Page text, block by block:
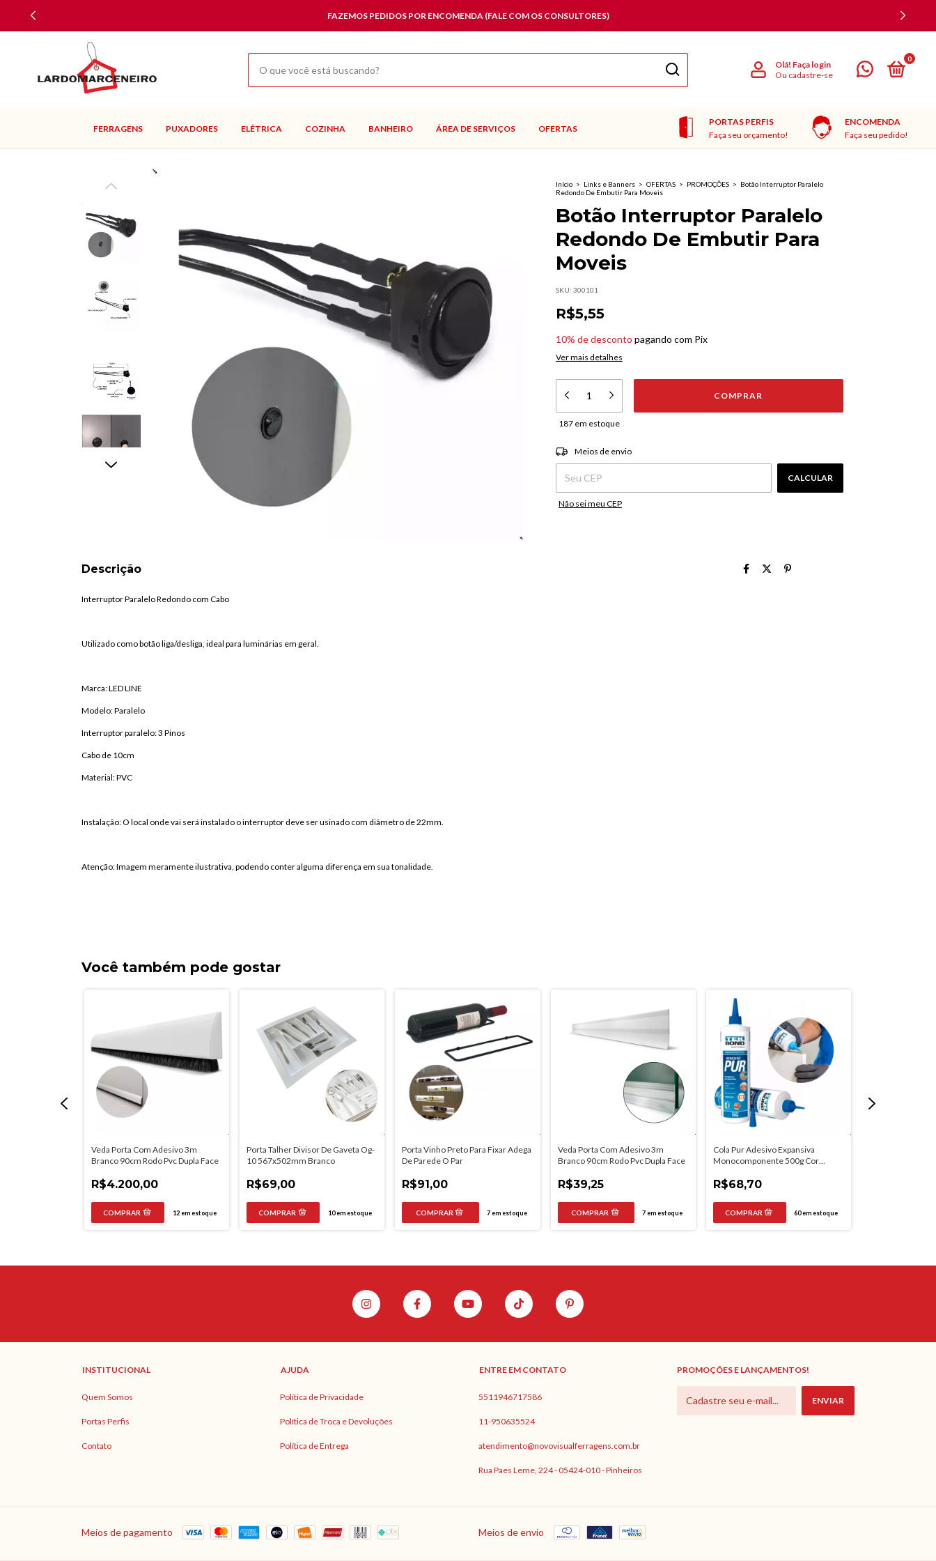
FAZEMOS PEDIDOS POR ENCOMENDA (FALE COM OS CONSULTORES)
Olá! Faça login
Ou cadastre-se
0
FERRAGENS PUXADORES ELÉTRICA COZINHA BANHEIRO ÁREA DE SERVIÇOS OFERTAS
PORTAS PERFIS
Faça seu orçamento!
ENCOMENDA
Faça seu pedido!
Início > Links e Banners > OFERTAS > PROMOÇÕES > Botão Interruptor Paralelo
Redondo De Embutir Para Moveis
Botão Interruptor Paralelo
Redondo De Embutir Para
Moveis
SKU: 300101
R$5,55
10% de desconto pagando com Pix
Ver mais detalhes
187em estoque
Entregas para o CEP:
Meios de envio
CALCULAR
Não sei meu CEP
Descrição
Interruptor Paralelo Redondo com Cabo
Utilizado como botão liga/desliga, ideal para luminárias em geral.
Marca: LED LINE
Modelo: Paralelo
Interruptor paralelo: 3 Pinos
Cabo de 10cm
Material: PVC
Instalação: O local onde vai será instalado o interruptor deve ser usinado com diâmetro de 22mm.
Atenção: Imagem meramente ilustrativa, podendo conter alguma diferença em sua tonalidade.
Você também pode gostar
Veda Porta Com Adesivo 3m
Branco 90cm Rodo Pvc Dupla Face
R$4.200,00
12em estoque
Porta Talher Divisor De Gaveta Og-
10 567x502mm Branco
R$69,00
10em estoque
Porta Vinho Preto Para Fixar Adega
De Parede O Par
R$91,00
7em estoque
Veda Porta Com Adesivo 3m
Branco 90cm Rodo Pvc Dupla Face
R$39,25
7em estoque
Cola Pur Adesivo Expansiva
Monocomponente 500g Cor
R$68,70
60em estoque
INSTITUCIONAL
Quem Somos
Portas Perfis
Contato
AJUDA
Política de Privacidade
Política de Troca e Devoluções
Política de Entrega
ENTRE EM CONTATO
5511946717586
11-950635524
atendimento@novovisualferragens.com.br
Rua Paes Leme, 224 - 05424-010 - Pinheiros
PROMOÇÕES E LANÇAMENTOS!
Meios de pagamento Meios de envio